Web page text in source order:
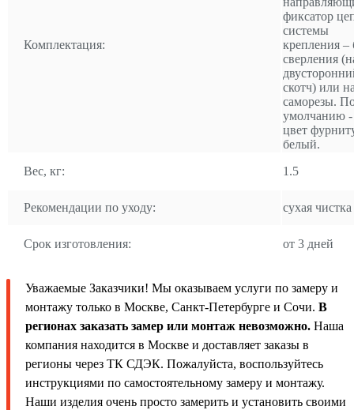
Комплектация:
фиксатор
системы
крепления –
сверления
скотч) или
саморезы.
умолчанию -
цвет
белый.
Вес, кг:
1.5
Рекомендации по уходу: сухая чистка
Срок изготовления: от 3 дней
Уважаемые Заказчики! Мы оказываем услуги по замеру и
монтажу только в Москве, Санкт-Петербурге и Сочи. В
регионах заказать замер или монтаж невозможно. Наша
компания находится в Москве и доставляет заказы в
регионы через ТК СДЭК. Пожалуйста, воспользуйтесь
инструкциями по самостоятельному замеру и монтажу.
Наши изделия очень просто замерить и установить своими